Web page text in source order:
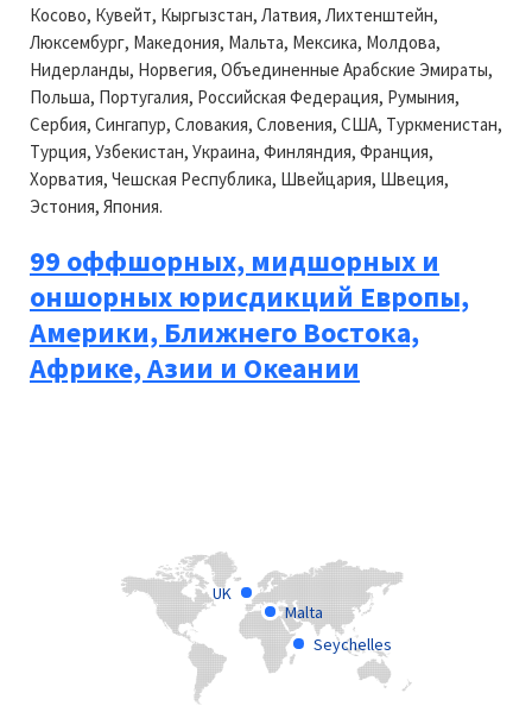
Косово, Кувейт, Кыргызстан, Латвия, Лихтенштейн,
Люксембург, Македония, Мальта, Мексика, Молдова,
Нидерланды, Норвегия, Объединенные Арабские Эмираты,
Польша, Португалия, Российская Федерация, Румыния,
Сербия, Сингапур, Словакия, Словения, США, Туркменистан,
Турция, Узбекистан, Украина, Финляндия, Франция,
Хорватия, Чешская Республика, Швейцария, Швеция,
Эстония, Япония.
99 оффшорных, мидшорных и
оншорных юрисдикций Европы,
Америки, Ближнего Востока,
Африке, Азии и Океании
UK
Malta
Seychelles